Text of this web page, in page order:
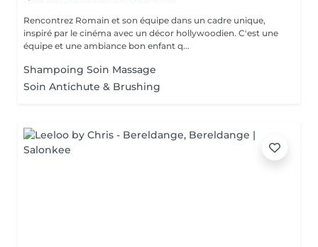
Rencontrez Romain et son équipe dans un cadre unique,
inspiré par le cinéma avec un décor hollywoodien. C'est une
équipe et une ambiance bon enfant q...
Shampoing Soin Massage
Soin Antichute & Brushing